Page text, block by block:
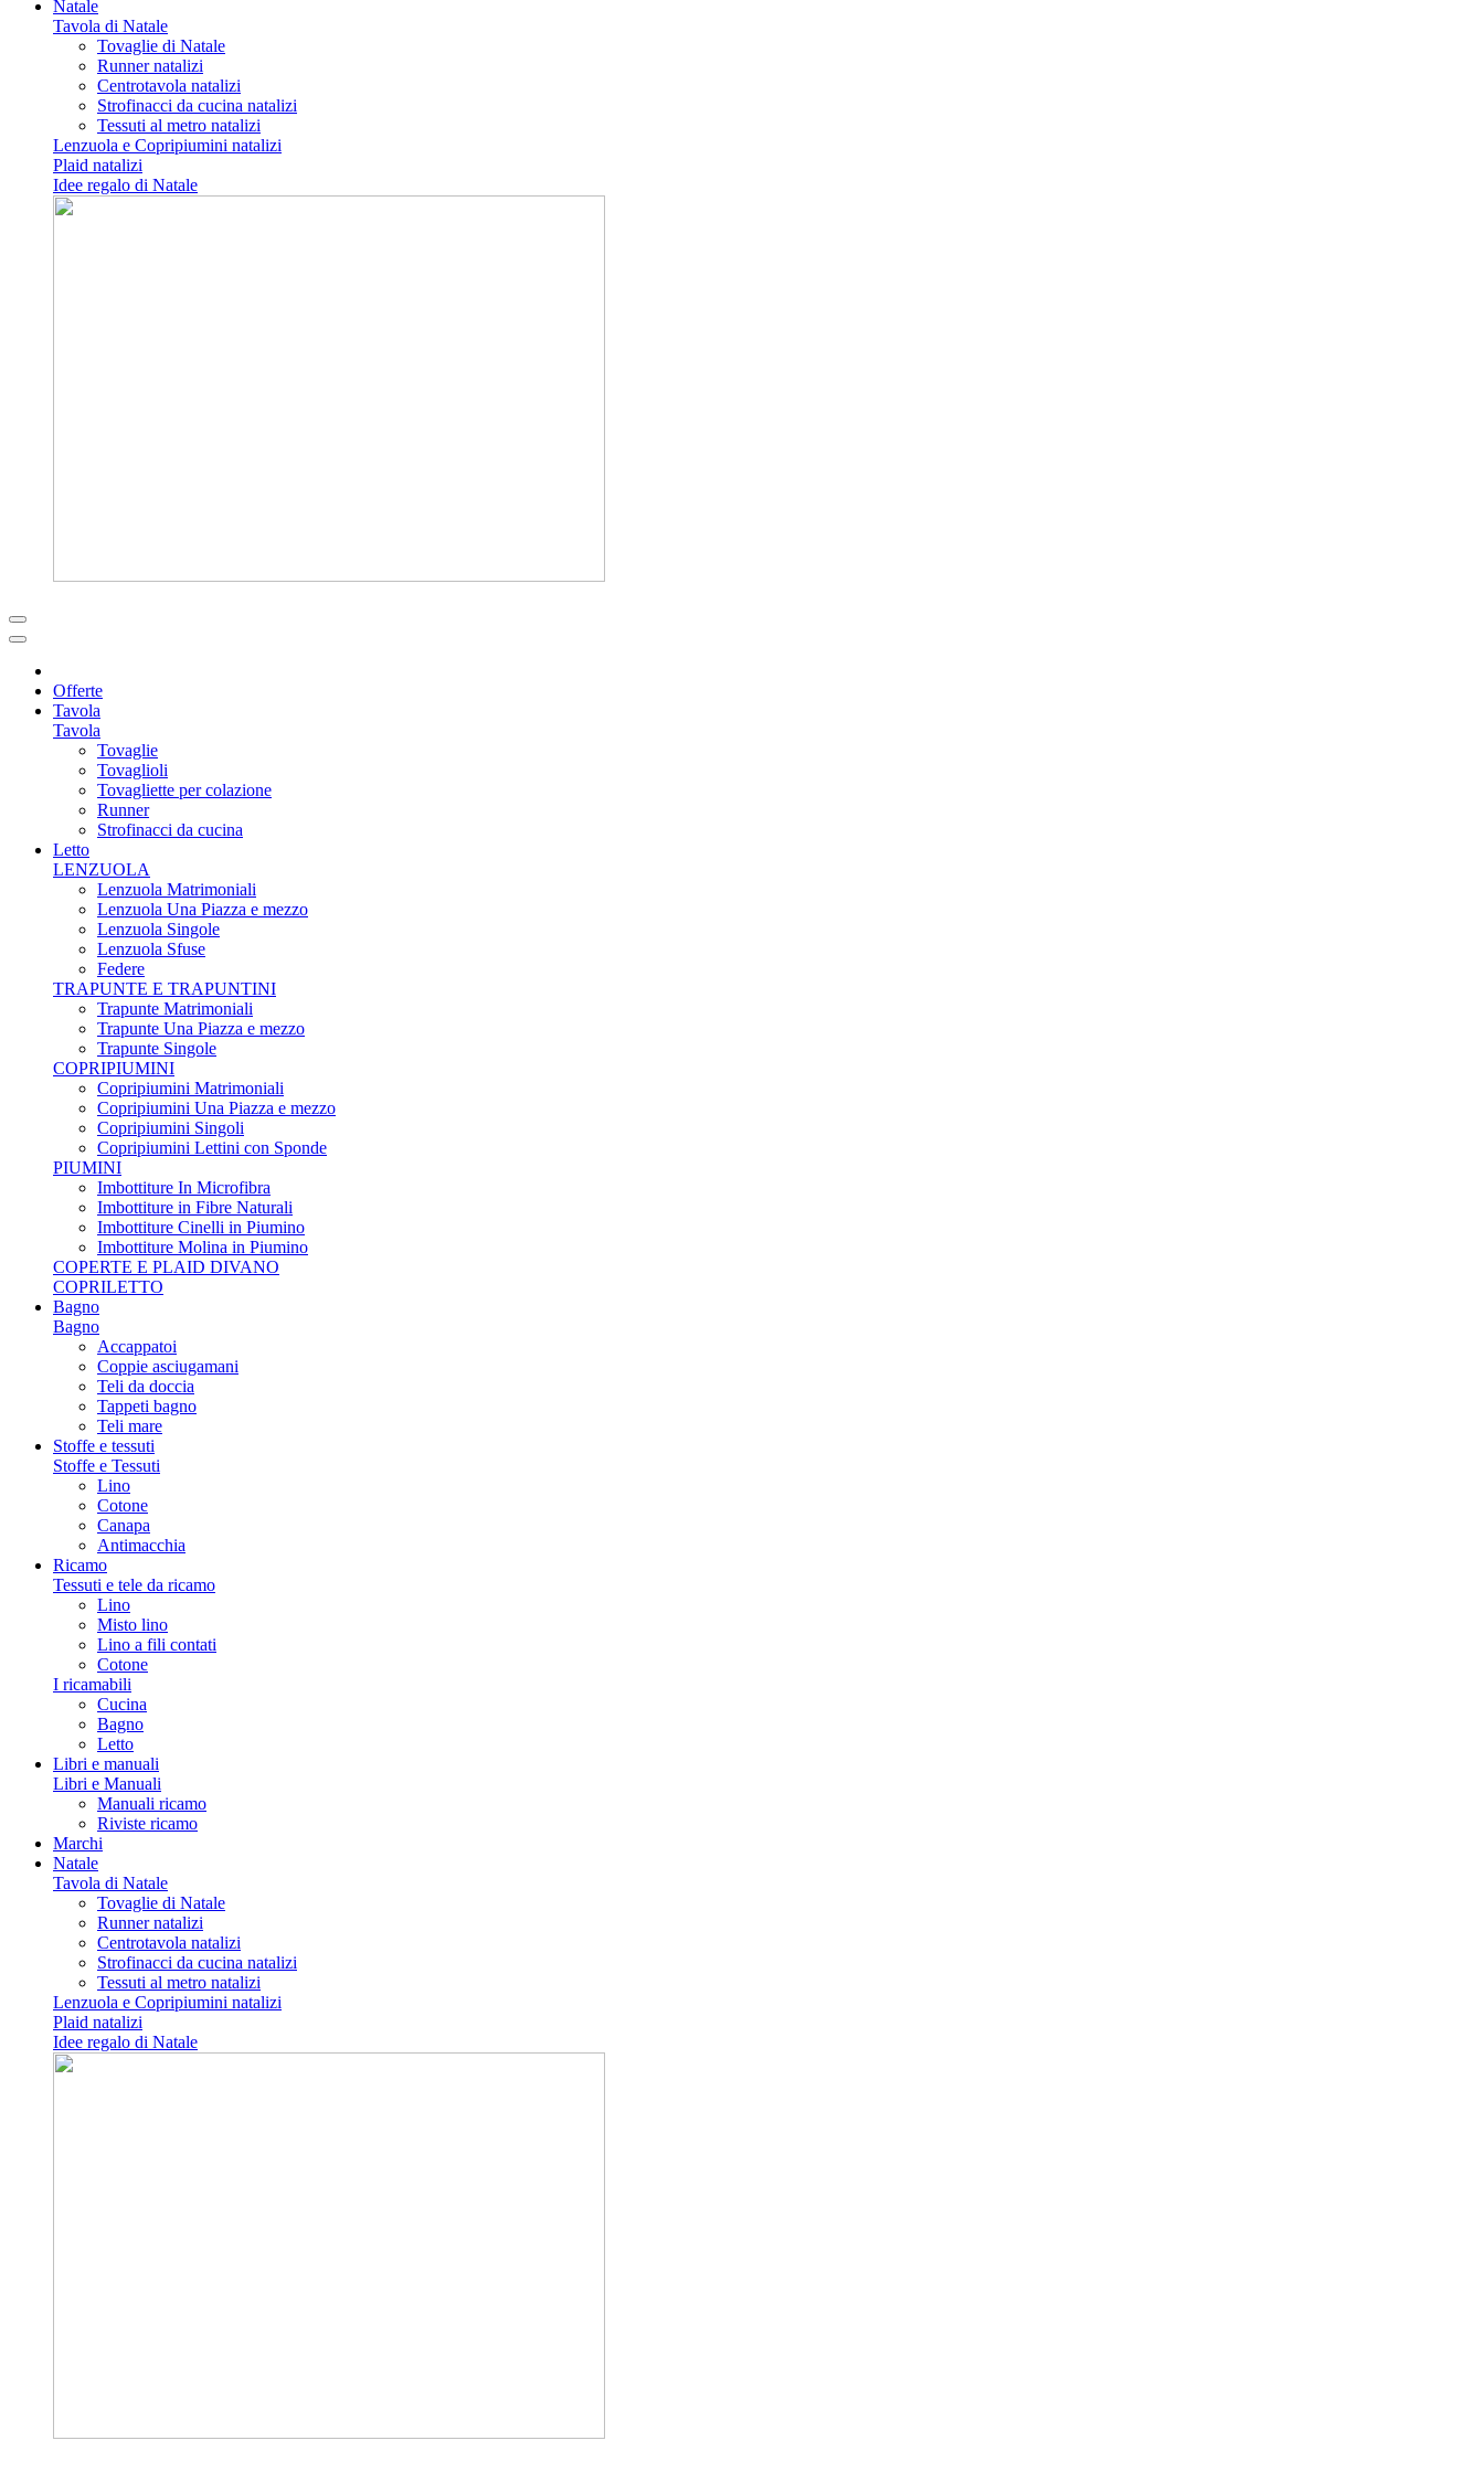
Natale
Tavola di Natale
Tovaglie di Natale
Runner natalizi
Centrotavola natalizi
Strofinacci da cucina natalizi
Tessuti al metro natalizi
Lenzuola e Copripiumini natalizi
Plaid natalizi
Idee regalo di Natale
Offerte
Tavola
Tavola
Tovaglie
Tovaglioli
Tovagliette per colazione
Runner
Strofinacci da cucina
Letto
LENZUOLA
Lenzuola Matrimoniali
Lenzuola Una Piazza e mezzo
Lenzuola Singole
Lenzuola Sfuse
Federe
TRAPUNTE E TRAPUNTINI
Trapunte Matrimoniali
Trapunte Una Piazza e mezzo
Trapunte Singole
COPRIPIUMINI
Copripiumini Matrimoniali
Copripiumini Una Piazza e mezzo
Copripiumini Singoli
Copripiumini Lettini con Sponde
PIUMINI
Imbottiture In Microfibra
Imbottiture in Fibre Naturali
Imbottiture Cinelli in Piumino
Imbottiture Molina in Piumino
COPERTE E PLAID DIVANO
COPRILETTO
Bagno
Bagno
Accappatoi
Coppie asciugamani
Teli da doccia
Tappeti bagno
Teli mare
Stoffe e tessuti
Stoffe e Tessuti
Lino
Cotone
Canapa
Antimacchia
Ricamo
Tessuti e tele da ricamo
Lino
Misto lino
Lino a fili contati
Cotone
I ricamabili
Cucina
Bagno
Letto
Libri e manuali
Libri e Manuali
Manuali ricamo
Riviste ricamo
Marchi
Natale
Tavola di Natale
Tovaglie di Natale
Runner natalizi
Centrotavola natalizi
Strofinacci da cucina natalizi
Tessuti al metro natalizi
Lenzuola e Copripiumini natalizi
Plaid natalizi
Idee regalo di Natale